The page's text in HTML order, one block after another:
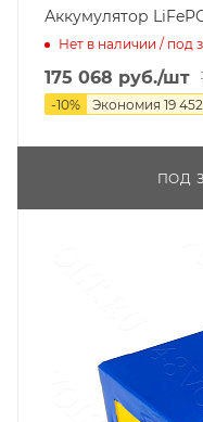
Аккумулятор
Нет в наличии / под
175 068 руб./шт
-10% Экономия 19 452
ПОД